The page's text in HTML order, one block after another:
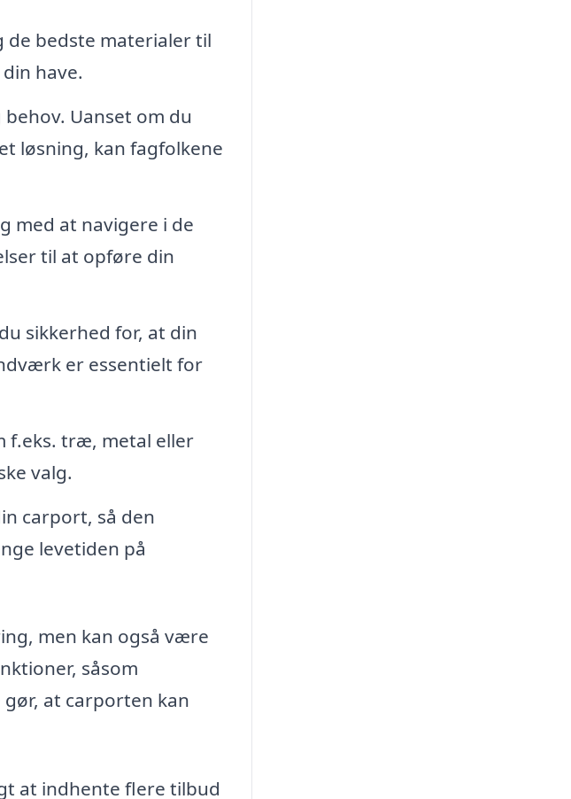
bedste materialer til
have.
Uanset om du
løsning, kan fagfolkene
med at navigere i de
til at opføre din
sikkerhed for, at din
er essentielt for
f.eks. træ, metal eller
valg.
carport, så den
levetiden på
men kan også være
såsom
at carporten kan
at indhente flere tilbud